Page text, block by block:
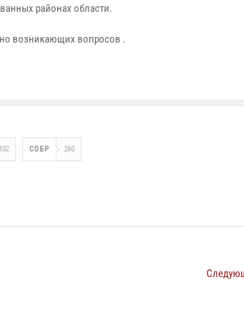
районах области.
возникающих вопросов .
СОБР 260